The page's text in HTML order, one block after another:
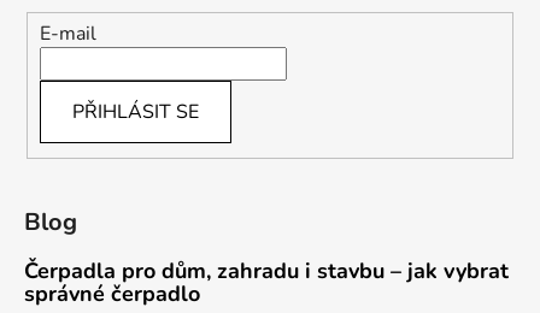
E-mail
PŘIHLÁSIT SE
Blog
Čerpadla pro dům, zahradu i stavbu – jak vybrat
správné čerpadlo